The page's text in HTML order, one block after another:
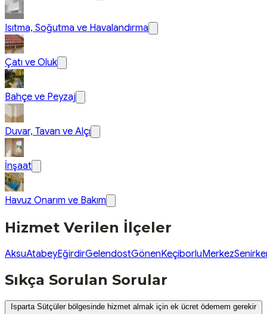
Isıtma, Soğutma ve Havalandırma
Çatı ve Oluk
Bahçe ve Peyzaj
Duvar, Tavan ve Alçı
İnşaat
Havuz Onarım ve Bakım
Hizmet Verilen İlçeler
AksuAtabeyEğirdirGelendostGönenKeçiborluMerkez
Sıkça Sorulan Sorular
Isparta Sütçüler bölgesinde hizmet almak için ek ücret ödemem gerekir